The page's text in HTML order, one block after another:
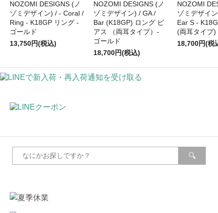
NOZOMI DESIGNS (ノ
ゾミデザイン) / - Coral /
Ring - K18GP リング -
ゴールド
13,750円(税込)
NOZOMI DESIGNS (ノ
ゾミデザイン) / GA /
Bar (K18GP) ロング ピ
アス （両耳タイプ）-
ゴールド
18,700円(税込)
NOZOMI
ゾミデザイ
Ear S -
(両耳タイプ)
18,700円(税